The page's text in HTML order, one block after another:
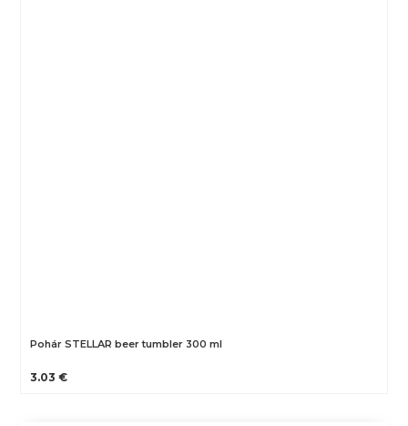
Pohár STELLAR beer tumbler 300 ml
3.03 €